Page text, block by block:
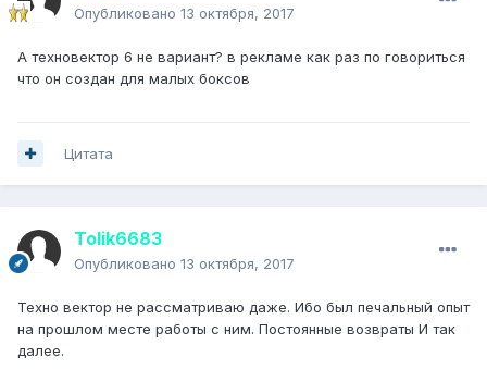
Опубликовано 13 октября, 2017
А техновектор 6 не вариант? в рекламе как раз по говориться
что он создан для малых боксов
Цитата
Tolik6683
Опубликовано 13 октября, 2017
Техно вектор не рассматриваю даже. Ибо был печальный опыт
на прошлом месте работы с ним. Постоянные возвраты И так
далее.